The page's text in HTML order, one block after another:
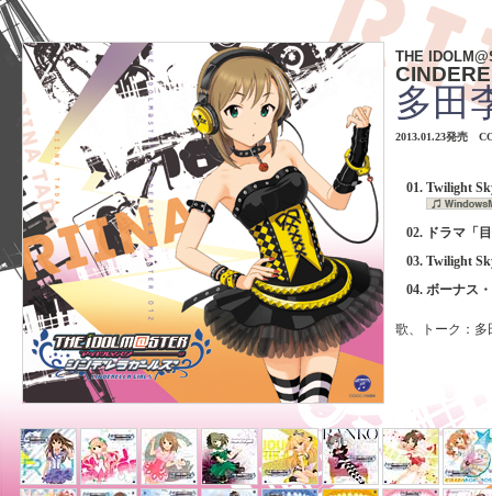
THE
多田
2013.01.23発売
Twilight
ドラマ「
Twilight
ボーナス
歌、トーク：